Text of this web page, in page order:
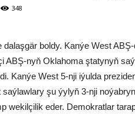
348
da­laş­gär boldy. Kan­ýe West
ABŞ-nyň Ok­la­ho­ma şta­ty­nyň
Ka­nýe West 5-nji iýul­da
saý­law­la­ry şu ýy­lyň 3-nji
we­kil­çi­lik eder. De­mok­rat­lar